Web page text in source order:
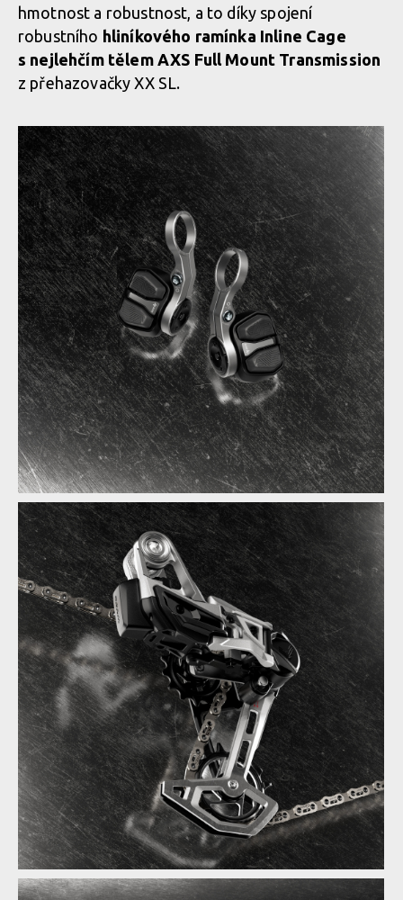
Sram 1987 Eagle Transmission Collection
Sram 1987 Eagle Transmission Collection
hmotnost a robustnost, a to díky spojení
robustního hliníkového ramínka Inline Cage
s nejlehčím tělem AXS Full Mount Transmission
z přehazovačky XX SL.
SRAM představuje limitovanou pohonnou sadu 1987 Eagle
Transmission Collection
SRAM představuje limitovanou pohonnou sadu 1987 Eagle
Transmission Collection
SRAM představuje limitovanou pohonnou sadu 1987 Eagle
Transmission Collection
SRAM představuje limitovanou pohonnou sadu 1987 Eagle